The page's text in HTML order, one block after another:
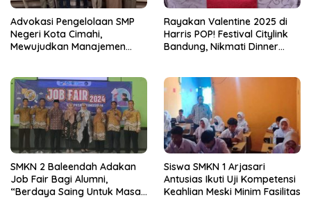
Advokasi Pengelolaan SMP
Negeri Kota Cimahi,
Mewujudkan Manajemen
Rayakan Valentine 2025 di
Harris POP! Festival Citylink
Bandung, Nikmati Dinner
SMKN 2 Baleendah Adakan
Job Fair Bagi Alumni,
“Berdaya Saing Untuk Masa
Siswa SMKN 1 Arjasari
Antusias Ikuti Uji Kompetensi
Keahlian Meski Minim Fasilitas